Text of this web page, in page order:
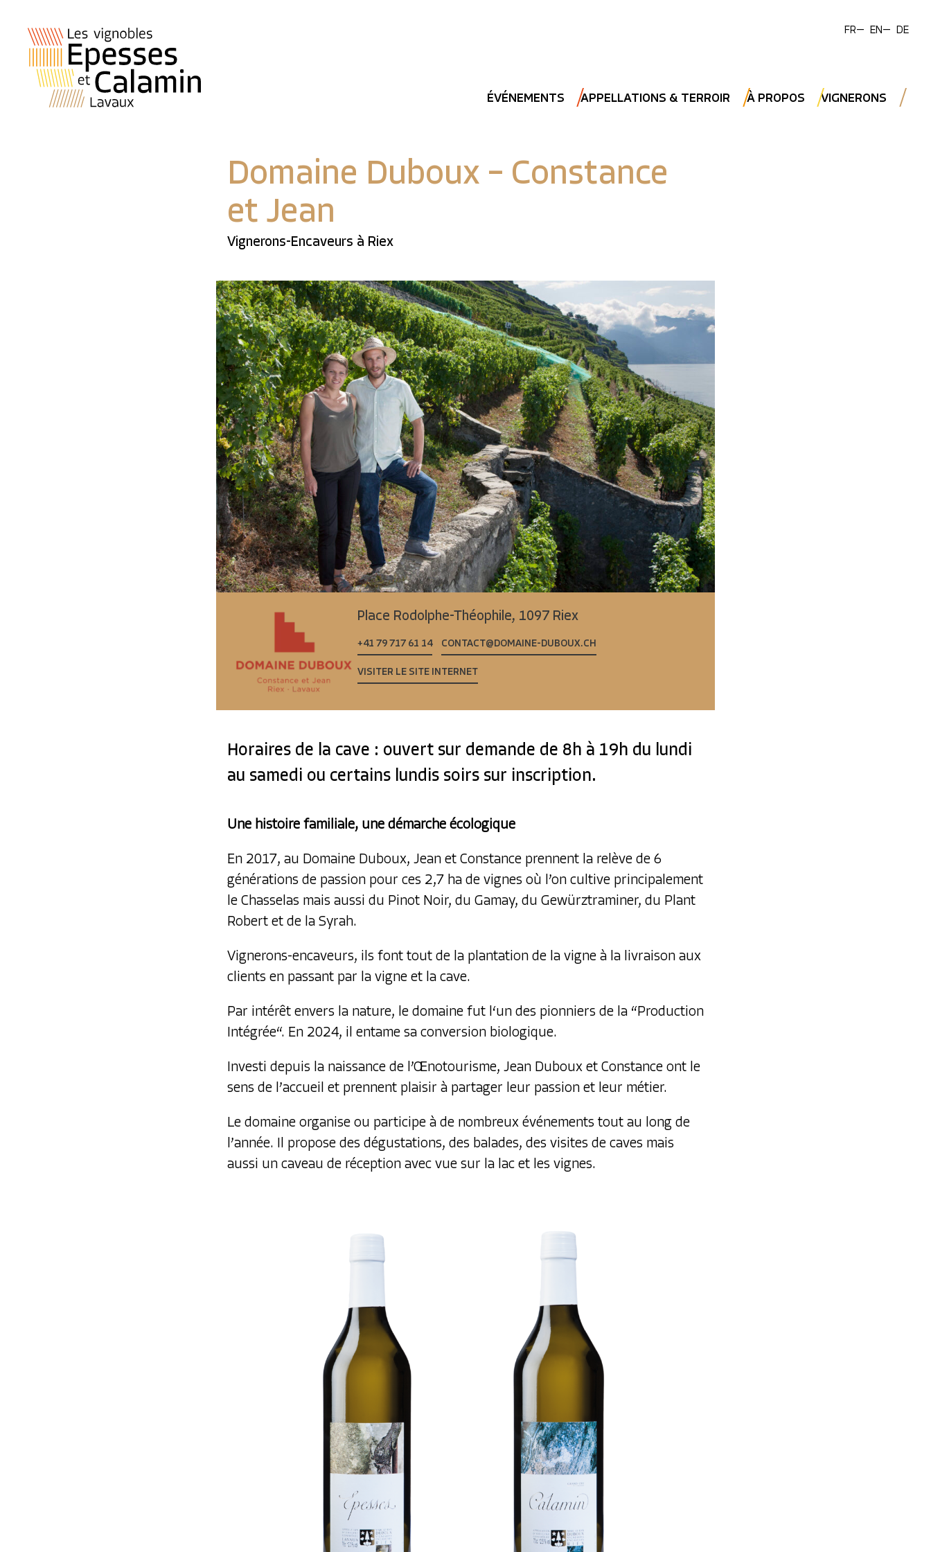
ÉVÉNEMENTS APPELLATIONS & TERROIR À PROPOS VIGNERONS
FR EN DE
Domaine Duboux – Constance
et Jean
Vignerons-Encaveurs à Riex
Place Rodolphe-Théophile, 1097 Riex
+41 79 717 61 14 CONTACT@DOMAINE-DUBOUX.CH
VISITER LE SITE INTERNET
Horaires de la cave : ouvert sur demande de 8h à 19h du lundi
au samedi ou certains lundis soirs sur inscription.
Une histoire familiale, une démarche écologique
En 2017, au Domaine Duboux, Jean et Constance prennent la relève de 6
générations de passion pour ces 2,7 ha de vignes où l’on cultive principalement
le Chasselas mais aussi du Pinot Noir, du Gamay, du Gewürztraminer, du Plant
Robert et de la Syrah.
Vignerons-encaveurs, ils font tout de la plantation de la vigne à la livraison aux
clients en passant par la vigne et la cave.
Par intérêt envers la nature, le domaine fut l‘un des pionniers de la “Production
Intégrée“. En 2024, il entame sa conversion biologique.
Investi depuis la naissance de l’Œnotourisme, Jean Duboux et Constance ont le
sens de l’accueil et prennent plaisir à partager leur passion et leur métier.
Le domaine organise ou participe à de nombreux événements tout au long de
l’année. Il propose des dégustations, des balades, des visites de caves mais
aussi un caveau de réception avec vue sur la lac et les vignes.